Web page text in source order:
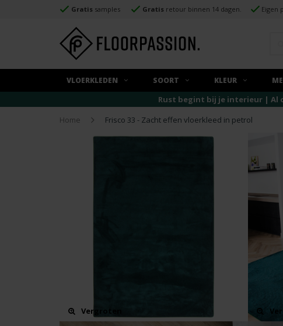
Gratis samples Gratis retour binnen 14 dagen. Eigen
VLOERKLEDEN SOORT KLEUR
Rust begint bij je interieur | Al
Home
Frisco 33 - Zacht effen vloerkleed in petrol
Vergroten